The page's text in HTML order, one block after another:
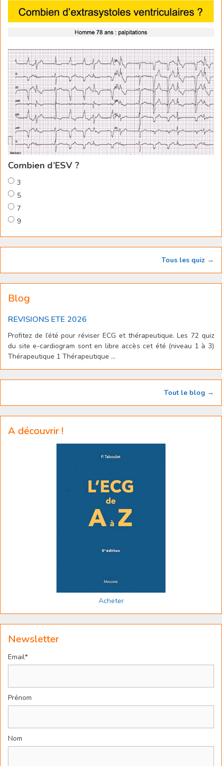
Combien d’ESV ?
3
5
7
9
Tous les quiz →
Blog
REVISIONS ETE 2026
Profitez de l’été pour réviser ECG et thérapeutique. Les 72 quiz
du site e-cardiogram sont en libre accès cet été (niveau 1 à 3)
Thérapeutique 1 Thérapeutique ...
Tout le blog →
A découvrir !
Acheter
Newsletter
Email*
Prénom
Nom